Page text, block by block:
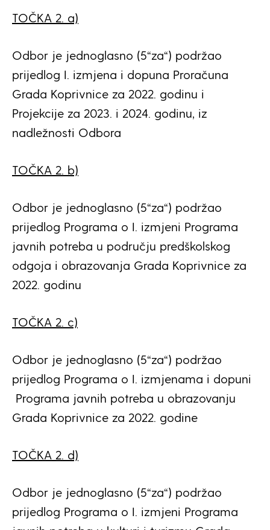
TOČKA 2. a)
Odbor je jednoglasno (5“za“) podržao
prijedlog I. izmjena i dopuna Proračuna
Grada Koprivnice za 2022. godinu i
Projekcije za 2023. i 2024. godinu, iz
nadležnosti Odbora
TOČKA 2. b)
Odbor je jednoglasno (5“za“) podržao
prijedlog Programa o I. izmjeni Programa
javnih potreba u području predškolskog
odgoja i obrazovanja Grada Koprivnice za
2022. godinu
TOČKA 2. c)
Odbor je jednoglasno (5“za“) podržao
prijedlog Programa o I. izmjenama i dopuni
Programa javnih potreba u obrazovanju
Grada Koprivnice za 2022. godine
TOČKA 2. d)
Odbor je jednoglasno (5“za“) podržao
prijedlog Programa o I. izmjeni Programa